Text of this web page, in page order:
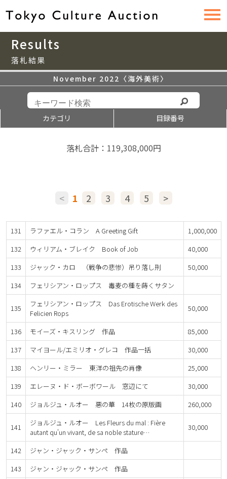
Results
落札結果
November 2022〈海外美術〉
カテゴリ 目録番号
落札合計：119,308,000円
< 1 2 3 4 5 >
131 ラファエル・コラン A Greeting Gift
1,000,000
132
ウィリアム・ブレイク Book of Job
40,000
133
ジャック・カロ （戦争の悲惨）吊り落し刑
50,000
134
フェリシアン・ロップス 毒麦の種を蒔くサタン
135
フェリシアン・ロップス Das Erotische Werk des
Felicien Rops
50,000
136 モイーズ・キスリング 作品
85,000
137
マイヨール/エミリオ・グレコ 作品一括
30,000
138
ヘンリー・ミラー 東洋の祖先の肖像
25,000
139
エレーヌ・ド・ボーボワール 窓辺にて
30,000
140
ジョルジュ・ルオー 悪の華 14枚の原版画 260,000
141
ジョルジュ・ルオー Les Fleurs du mal : Fière
autant qu'un vivant, de sa noble stature…
30,000
142
ジャン・ジャック・サンペ 作品
143
ジャン・ジャック・サンペ 作品